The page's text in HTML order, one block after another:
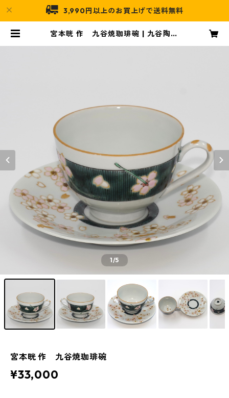
3,990円以上のお買上げで送料無料
宮本晄 作 九谷焼珈琲碗 | 九谷陶泉
1/5
宮本晄 作 九谷焼珈琲碗
¥33,000